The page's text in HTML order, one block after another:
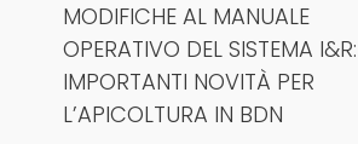
MODIFICHE AL MANUALE
OPERATIVO DEL SISTEMA I&R:
IMPORTANTI NOVITÀ PER
L’APICOLTURA IN BDN